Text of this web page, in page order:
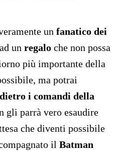
un fanatico dei
un regalo che non possa
più importante della
ma potrai
i comandi della
gli parrà vero esaudire
che diventi possibile
il Batman